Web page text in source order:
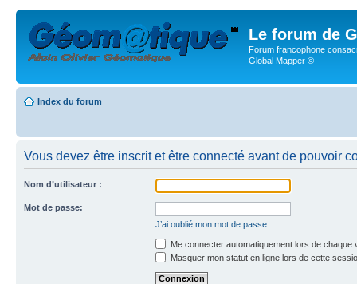
Le forum de
Forum francophone
Global Mapper ©
Index du forum
Vous devez être inscrit et être connecté avant de pouvoir
Nom d’utilisateur :
Mot de passe:
J’ai oublié mon mot de passe
Me connecter automatiquement lors de chaque
Masquer mon statut en ligne lors de cette